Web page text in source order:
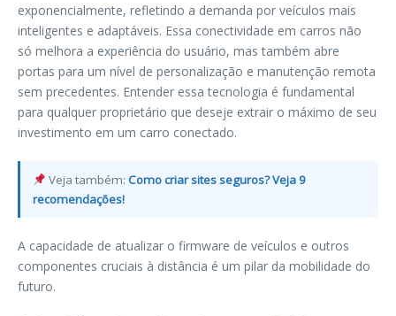
exponencialmente, refletindo a demanda por veículos mais
inteligentes e adaptáveis. Essa conectividade em carros não
só melhora a experiência do usuário, mas também abre
portas para um nível de personalização e manutenção remota
sem precedentes. Entender essa tecnologia é fundamental
para qualquer proprietário que deseje extrair o máximo de seu
investimento em um carro conectado.
Veja também:Como criar sites seguros? Veja 9
recomendações!
A capacidade de atualizar o firmware de veículos e outros
componentes cruciais à distância é um pilar da mobilidade do
futuro.